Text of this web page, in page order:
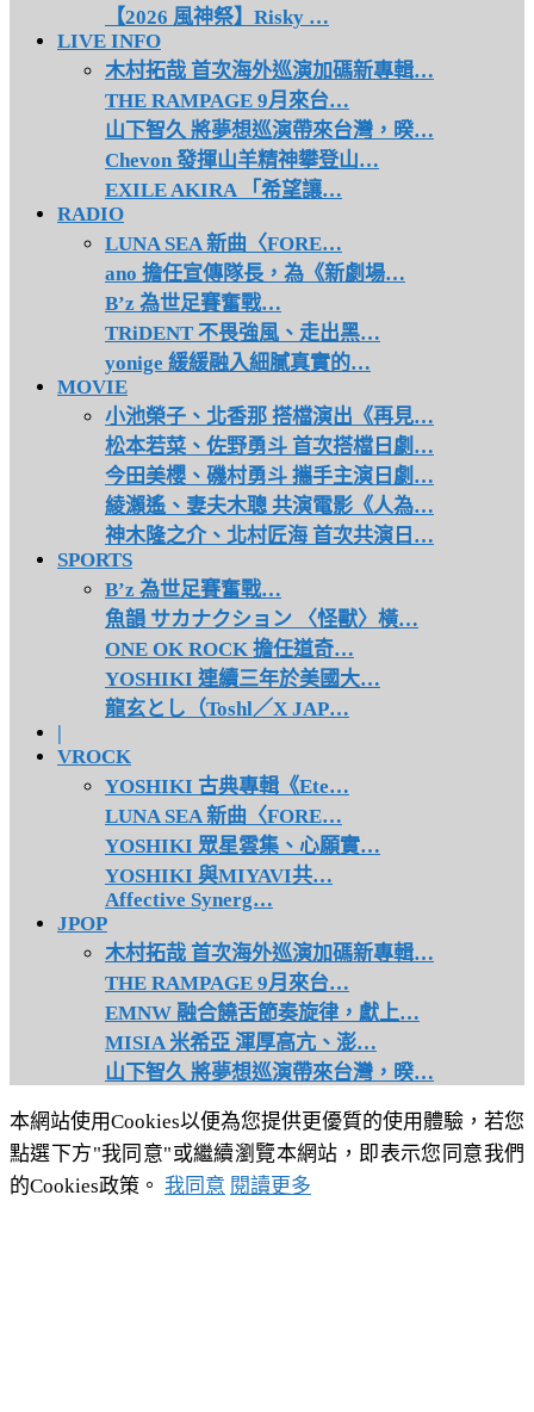
【2026 風神祭】Risky …
LIVE INFO
木村拓哉 首次海外巡演加碼新專輯…
THE RAMPAGE 9月來台…
山下智久 將夢想巡演帶來台灣，暌…
Chevon 發揮山羊精神攀登山…
EXILE AKIRA 「希望讓…
RADIO
LUNA SEA 新曲〈FORE…
ano 擔任宣傳隊長，為《新劇場…
B’z 為世足賽奮戰…
TRiDENT 不畏強風、走出黑…
yonige 緩緩融入細膩真實的…
MOVIE
小池榮子、北香那 搭檔演出《再見…
松本若菜、佐野勇斗 首次搭檔日劇…
今田美櫻、磯村勇斗 攜手主演日劇…
綾瀨遙、妻夫木聰 共演電影《人為…
神木隆之介、北村匠海 首次共演日…
SPORTS
B’z 為世足賽奮戰…
魚韻 サカナクション 〈怪獸〉橫…
ONE OK ROCK 擔任道奇…
YOSHIKI 連續三年於美國大…
龍玄とし（Toshl／X JAP…
|
VROCK
YOSHIKI 古典專輯《Ete…
LUNA SEA 新曲〈FORE…
YOSHIKI 眾星雲集、心願實…
YOSHIKI 與MIYAVI共…
Affective Synerg…
JPOP
木村拓哉 首次海外巡演加碼新專輯…
THE RAMPAGE 9月來台…
EMNW 融合饒舌節奏旋律，獻上…
MISIA 米希亞 渾厚高亢、澎…
山下智久 將夢想巡演帶來台灣，暌…
本網站使用Cookies以便為您提供更優質的使用體驗，若您
點選下方"我同意"或繼續瀏覽本網站，即表示您同意我們
的Cookies政策。 我同意 閱讀更多